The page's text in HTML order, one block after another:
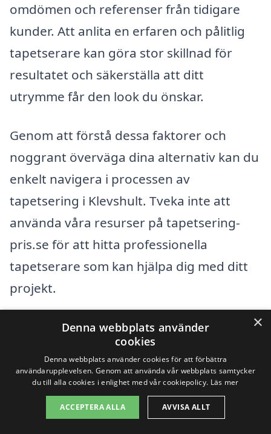
omdömen och referenser från tidigare
kunder. Att anlita en erfaren och pålitlig
tapetserare kan göra stor skillnad för
resultatet och säkerställa att ditt
utrymme får den look du önskar.
Genom att förstå dessa faktorer och
noggrant överväga dina alternativ kan du
enkelt navigera i processen av
tapetsering i Klevshult. Tveka inte att
använda våra resurser på tapetsering-
pris.se för att hitta professionella
tapetserare som kan hjälpa dig med ditt
projekt.
Få 3 erbjudanden, gratis och utan
förpliktelser
Sök efter en
×
Denna webbplats använder
cookies
Denna webbplats använder cookies för att förbättra
användarupplevelsen. Genom att använda vår webbplats samtycker
du till alla cookies i enlighet med vår cookiepolicy. Läs mer
ACCEPTERA ALLA AVVISA ALLT